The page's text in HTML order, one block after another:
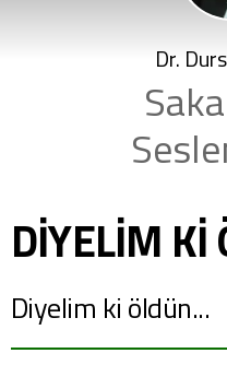
Dr.
DİYELİM Kİ
Diyelim ki öldün...